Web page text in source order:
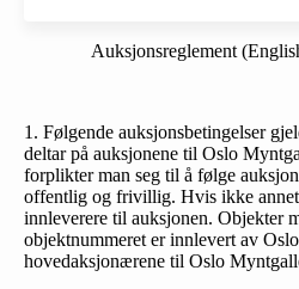
Auksjonsreglement
1. Følgende auksjonsbetingelser
deltar på auksjonene til Oslo
forplikter man seg til å følge
offentlig og frivillig. Hvis ikke
innleverere til auksjonen. Objekter
objektnummeret er innlevert av
hovedaksjonærene til Oslo